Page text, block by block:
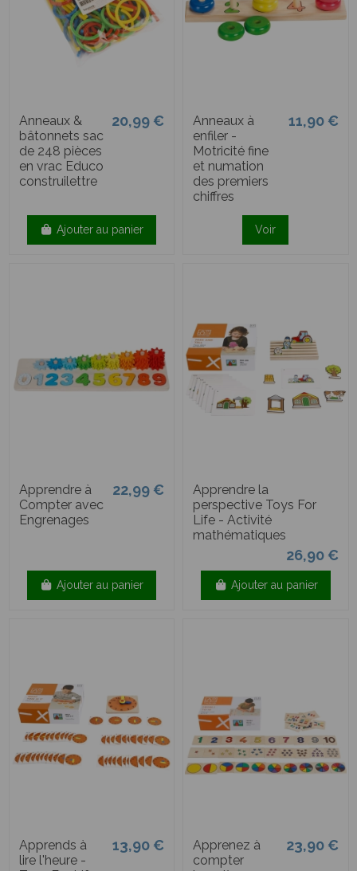
Anneaux &
bâtonnets sac
de 248 pièces
en vrac Educo
construilettre
20,99 €
Ajouter au panier
Anneaux à
enfiler -
Motricité fine
et numation
des premiers
chiffres
11,90 €
Voir
Apprendre à
Compter avec
Engrenages
22,99 €
Ajouter au panier
Apprendre la
perspective Toys For
Life - Activité
mathématiques
26,90 €
Ajouter au panier
Apprends à
lire l'heure -
13,90 €
Apprenez à
compter
23,90 €